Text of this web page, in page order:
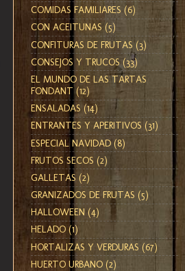
COMIDAS FAMILIARES (6)
CON ACEITUNAS (5)
CONFITURAS DE FRUTAS (3)
CONSEJOS Y TRUCOS (33)
EL MUNDO DE LAS TARTAS
FONDANT (12)
ENSALADAS (14)
ENTRANTES Y APERITIVOS (31)
ESPECIAL NAVIDAD (8)
FRUTOS SECOS (2)
GALLETAS (2)
GRANIZADOS DE FRUTAS (5)
HALLOWEEN (4)
HELADO (1)
HORTALIZAS Y VERDURAS (67)
HUERTO URBANO (2)